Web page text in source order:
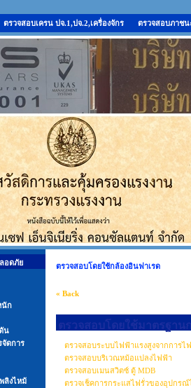
ตรวจสอบเครน ปจ.1,ปจ.2,เครื่องจักร ตรวจสอบภาชน
อดภัย
นัก
น
จัดการ
ลิงไหม้
ตรวจสอบโดยใช้กล้องอินฟาเรด
« Back
ตรวจสอบโดยใช้มาตรฐาน
ตรวจสอบระบบไฟฟ้าแรงสูงจากการไ
ตรวจสอบบริเวณหม้อแปลงไฟฟ้า
ตรวจสอบเมนสวิตซ์ ตู้ MDB
ตรวจเช็คการกระแสไฟรั่วของอุปกร